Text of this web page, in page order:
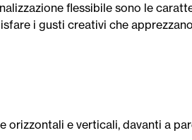
flessibile sono le
i gusti creativi che